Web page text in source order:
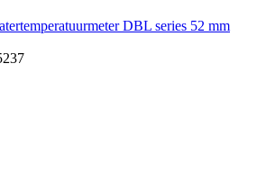
DBL series 52 mm